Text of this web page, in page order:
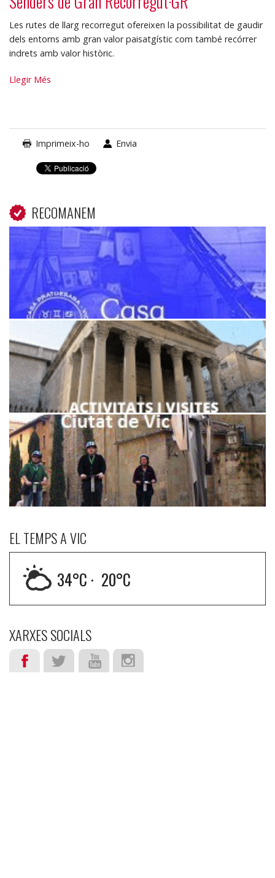
Les rutes de llarg recorregut ofereixen la possibilitat de gaudir
dels entorns amb gran valor paisatgístic com també recórrer
indrets amb valor històric.
Senders
Llegir Més
Imprimeix-ho Envia
RECOMANEM
EL TEMPS A VIC
34°C · 20°C
XARXES SOCIALS